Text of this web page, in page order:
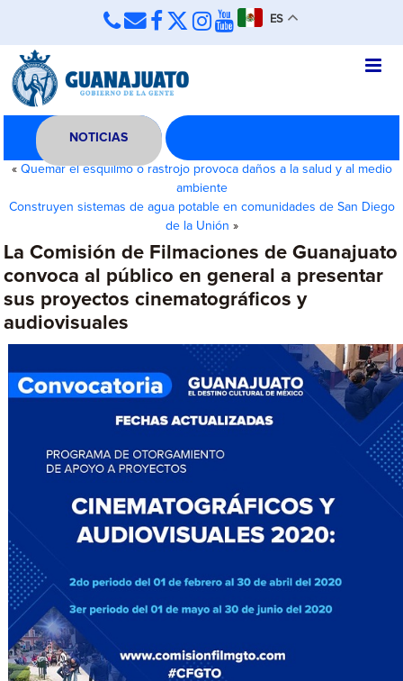
ES
NOTICIAS
« Quemar el esquilmo o rastrojo provoca daños a la salud y al medio
ambiente
Construyen sistemas de agua potable en comunidades de San Diego
de la Unión »
La Comisión de Filmaciones de Guanajuato
convoca al público en general a presentar
sus proyectos cinematográficos y
audiovisuales